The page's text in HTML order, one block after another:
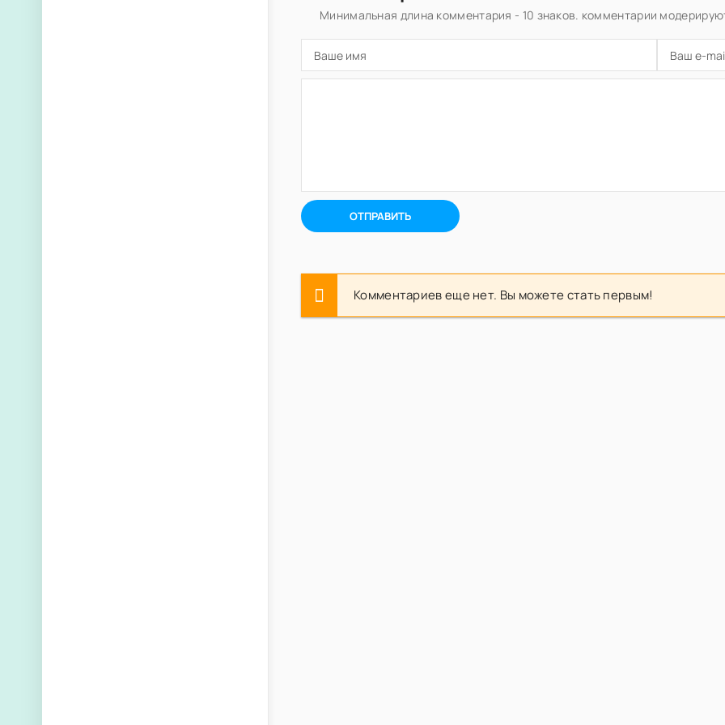
Минимальная длина комментария - 10 знаков. комментарии
ОТПРАВИТЬ
Комментариев еще нет. Вы можете стать первым!